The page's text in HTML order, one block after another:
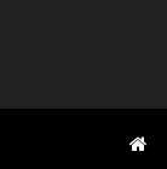
content